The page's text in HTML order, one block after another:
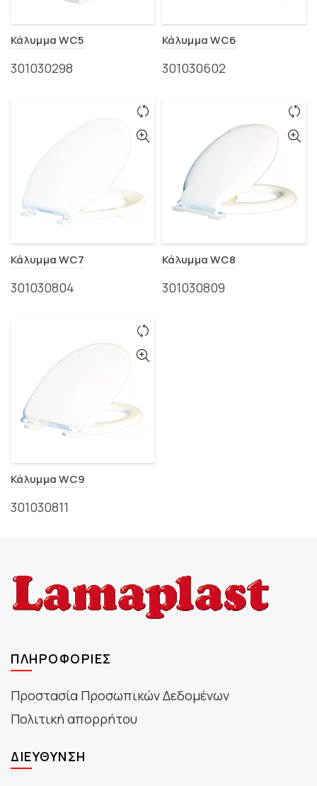
Κάλυμμα WC5
301030298
Κάλυμμα WC6
301030602
Κάλυμμα WC7
301030804
Κάλυμμα WC8
301030809
Κάλυμμα WC9
301030811
ΠΛΗΡΟΦΟΡΊΕΣ
Προστασία Προσωπικών Δεδομένων
Πολιτική απορρήτου
ΔΙΕΎΘΥΝΣΗ